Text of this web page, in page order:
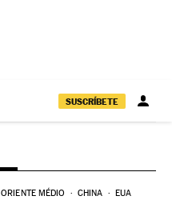
SUSCRÍBETE
ORIENTE MÉDIO CHINA EUA